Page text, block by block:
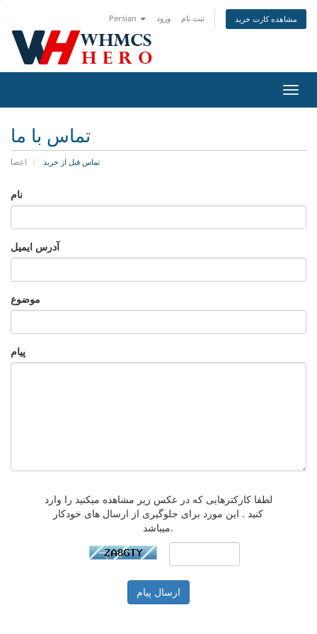
Persian ورود ثبت نام مشاهده کارت خرید
تغییر
تماس با ما
اعضا تماس قبل از خرید
نام
آدرس ایمیل
موضوع
پیام
لطفا کارکترهایی که در عکس زیر مشاهده میکنید را وارد
کنید . این مورد برای جلوگیری از ارسال های خودکار
میباشد.
ارسال پیام